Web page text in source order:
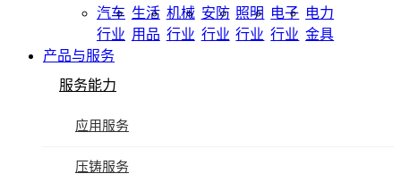
汽车
行业
生活
用品
机械
行业
安防
行业
照明
行业
电子
行业
电力
金具
产品与服务
服务能力
应用服务
压铸服务